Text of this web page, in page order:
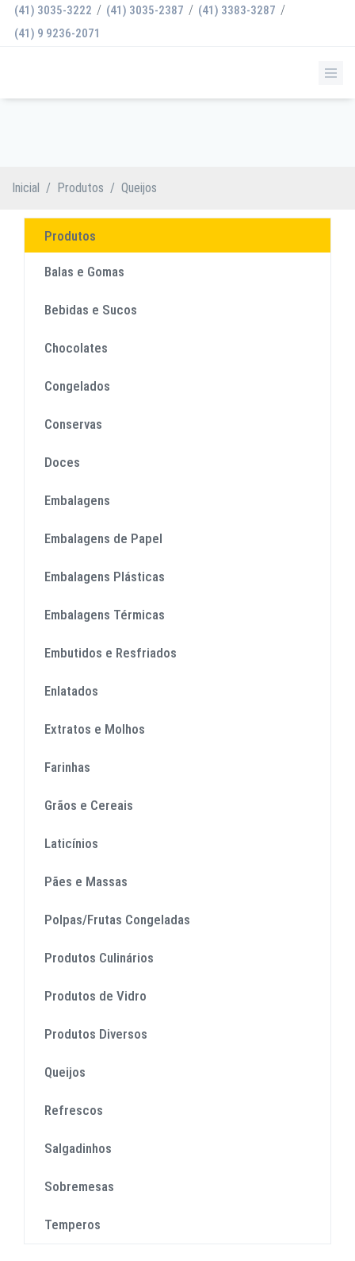
(41) 3035-3222 / (41) 3035-2387 / (41) 3383-3287 /
(41) 9 9236-2071
Inicial / Produtos / Queijos
Produtos
Balas e Gomas
Bebidas e Sucos
Chocolates
Congelados
Conservas
Doces
Embalagens
Embalagens de Papel
Embalagens Plásticas
Embalagens Térmicas
Embutidos e Resfriados
Enlatados
Extratos e Molhos
Farinhas
Grãos e Cereais
Laticínios
Pães e Massas
Polpas/Frutas Congeladas
Produtos Culinários
Produtos de Vidro
Produtos Diversos
Queijos
Refrescos
Salgadinhos
Sobremesas
Temperos